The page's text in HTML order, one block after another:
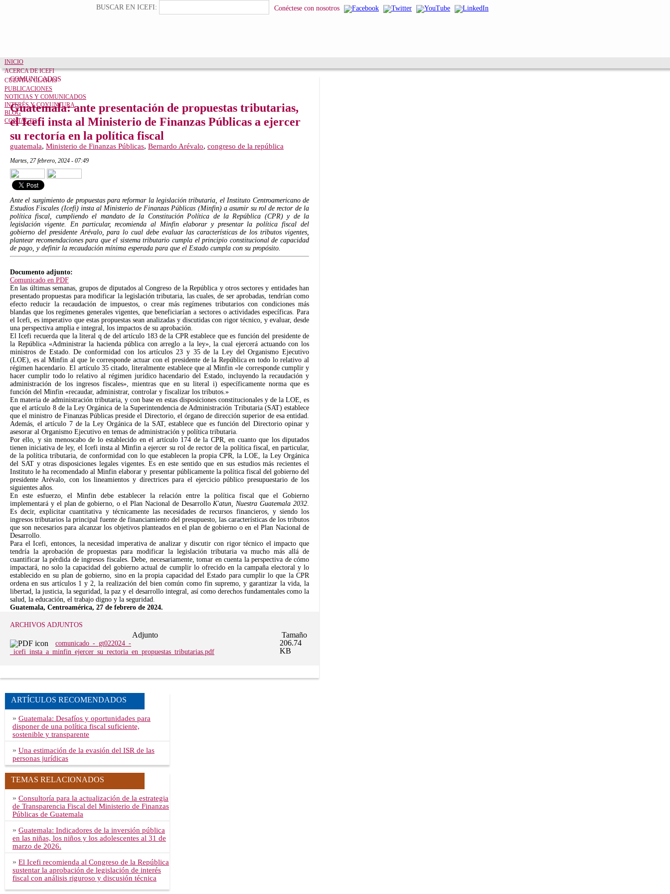
Conéctese con nosotros
Formulario de búsqueda
BUSCAR EN ICEFI:
INICIO
ACERCA DE ICEFI
CUENTAS CLARAS
PUBLICACIONES
NOTICIAS Y COMUNICADOS
INTERÉS Y COYUNTURA
BLOG
CONTACTO
COMUNICADOS
Guatemala: ante presentación de propuestas tributarias,
el Icefi insta al Ministerio de Finanzas Públicas a ejercer
su rectoría en la política fiscal
guatemala, Ministerio de Finanzas Públicas, Bernardo Arévalo, congreso de la república
martes, 27 febrero, 2024 - 07:49
Ante el surgimiento de propuestas para reformar la legislación tributaria, el Instituto Centroamericano de
Estudios Fiscales (Icefi) insta al Ministerio de Finanzas Públicas (Minfin) a asumir su rol de rector de la
política fiscal, cumpliendo el mandato de la Constitución Política de la República (CPR) y de la
legislación vigente. En particular, recomienda al Minfin elaborar y presentar la política fiscal del
gobierno del presidente Arévalo, para lo cual debe evaluar las características de los tributos vigentes,
plantear recomendaciones para que el sistema tributario cumpla el principio constitucional de capacidad
de pago, y definir la recaudación mínima esperada para que el Estado cumpla con su propósito.
Documento adjunto:
Comunicado en PDF
En las últimas semanas, grupos de diputados al Congreso de la República y otros sectores y entidades han
presentado propuestas para modificar la legislación tributaria, las cuales, de ser aprobadas, tendrían como
efecto reducir la recaudación de impuestos, o crear más regímenes tributarios con condiciones más
blandas que los regímenes generales vigentes, que beneficiarían a sectores o actividades específicas. Para
el Icefi, es imperativo que estas propuestas sean analizadas y discutidas con rigor técnico, y evaluar, desde
una perspectiva amplia e integral, los impactos de su aprobación.
El Icefi recuerda que la literal q de del artículo 183 de la CPR establece que es función del presidente de
la República «Administrar la hacienda pública con arreglo a la ley», la cual ejercerá actuando con los
ministros de Estado. De conformidad con los artículos 23 y 35 de la Ley del Organismo Ejecutivo
(LOE), es al Minfin al que le corresponde actuar con el presidente de la República en todo lo relativo al
régimen hacendario. El artículo 35 citado, literalmente establece que al Minfin «le corresponde cumplir y
hacer cumplir todo lo relativo al régimen jurídico hacendario del Estado, incluyendo la recaudación y
administración de los ingresos fiscales», mientras que en su literal i) específicamente norma que es
función del Minfin «recaudar, administrar, controlar y fiscalizar los tributos.»
En materia de administración tributaria, y con base en estas disposiciones constitucionales y de la LOE, es
que el artículo 8 de la Ley Orgánica de la Superintendencia de Administración Tributaria (SAT) establece
que el ministro de Finanzas Públicas preside el Directorio, el órgano de dirección superior de esa entidad.
Además, el artículo 7 de la Ley Orgánica de la SAT, establece que es función del Directorio opinar y
asesorar al Organismo Ejecutivo en temas de administración y política tributaria.
Por ello, y sin menoscabo de lo establecido en el artículo 174 de la CPR, en cuanto que los diputados
tienen iniciativa de ley, el Icefi insta al Minfin a ejercer su rol de rector de la política fiscal, en particular,
de la política tributaria, de conformidad con lo que establecen la propia CPR, la LOE, la Ley Orgánica
del SAT y otras disposiciones legales vigentes. Es en este sentido que en sus estudios más recientes el
Instituto le ha recomendado al Minfin elaborar y presentar públicamente la política fiscal del gobierno del
presidente Arévalo, con los lineamientos y directrices para el ejercicio público presupuestario de los
siguientes años.
En este esfuerzo, el Minfin debe establecer la relación entre la política fiscal que el Gobierno
implementará y el plan de gobierno, o el Plan Nacional de DesarrolloK'atun, Nuestra Guatemala 2032.
Es decir, explicitar cuantitativa y técnicamente las necesidades de recursos financieros, y siendo los
ingresos tributarios la principal fuente de financiamiento del presupuesto, las características de los tributos
que son necesarios para alcanzar los objetivos planteados en el plan de gobierno o en el Plan Nacional de
Desarrollo.
Para el Icefi, entonces, la necesidad imperativa de analizar y discutir con rigor técnico el impacto que
tendría la aprobación de propuestas para modificar la legislación tributaria va mucho más allá de
cuantificar la pérdida de ingresos fiscales. Debe, necesariamente, tomar en cuenta la perspectiva de cómo
impactará, no solo la capacidad del gobierno actual de cumplir lo ofrecido en la campaña electoral y lo
establecido en su plan de gobierno, sino en la propia capacidad del Estado para cumplir lo que la CPR
ordena en sus artículos 1 y 2, la realización del bien común como fin supremo, y garantizar la vida, la
libertad, la justicia, la seguridad, la paz y el desarrollo integral, así como derechos fundamentales como la
salud, la educación, el trabajo digno y la seguridad.
Guatemala, Centroamérica, 27 de febrero de 2024.
ARCHIVOS ADJUNTOS
Adjunto Tamaño
comunicado_-_gt022024_-
_icefi_insta_a_minfin_ejercer_su_rectoria_en_propuestas_tributarias.pdf
206.74
KB
ARTÍCULOS RECOMENDADOS
» Guatemala: Desafíos y oportunidades para
disponer de una política fiscal suficiente,
sostenible y transparente
» Una estimación de la evasión del ISR de las
personas jurídicas
TEMAS RELACIONADOS
» Consultoría para la actualización de la estrategia
de Transparencia Fiscal del Ministerio de Finanzas
Públicas de Guatemala
» Guatemala: Indicadores de la inversión pública
en las niñas, los niños y los adolescentes al 31 de
marzo de 2026.
» El Icefi recomienda al Congreso de la República
sustentar la aprobación de legislación de interés
fiscal con análisis riguroso y discusión técnica